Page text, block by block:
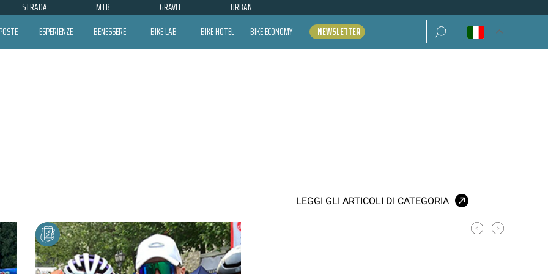
STRADA MTB GRAVEL URBAN
ESPERIENZE BENESSERE BIKE LAB BIKE HOTEL BIKE ECONOMY NEWSLETTER Ricerca per:
LEGGI GLI ARTICOLI DI CATEGORIA